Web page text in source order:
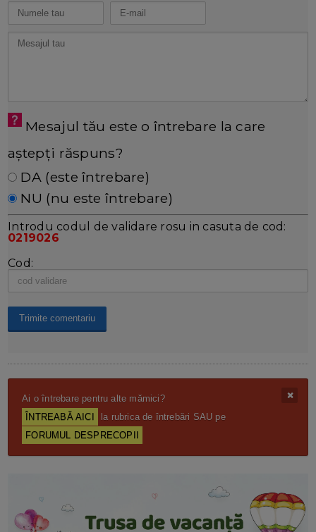
Mesajul tău este o întrebare la care
aștepți răspuns?
DA (este întrebare)
NU (nu este întrebare)
Introdu codul de validare rosu in casuta de cod:
0219026
Cod:
Ai o întrebare pentru alte mămici?
ÎNTREABĂ AICI
la rubrica de întrebări SAU pe
FORUMUL DESPRECOPII